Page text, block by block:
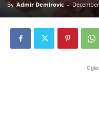
By Admir Demirovic -